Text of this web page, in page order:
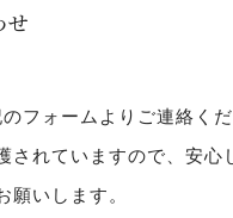
せ
フォームよりご連絡く
されていますので、安心
願いします。